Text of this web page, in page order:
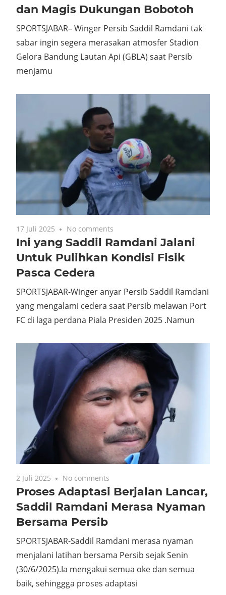
dan Magis Dukungan Bobotoh
SPORTSJABAR– Winger Persib Saddil Ramdani tak
sabar ingin segera merasakan atmosfer Stadion
Gelora Bandung Lautan Api (GBLA) saat Persib
menjamu
17 Juli 2025 No comments
Ini yang Saddil Ramdani Jalani
Untuk Pulihkan Kondisi Fisik
Pasca Cedera
SPORTSJABAR-Winger anyar Persib Saddil Ramdani
yang mengalami cedera saat Persib melawan Port
FC di laga perdana Piala Presiden 2025 .Namun
2 Juli 2025 No comments
Proses Adaptasi Berjalan Lancar,
Saddil Ramdani Merasa Nyaman
Bersama Persib
SPORTSJABAR-Saddil Ramdani merasa nyaman
menjalani latihan bersama Persib sejak Senin
(30/6/2025).Ia mengakui semua oke dan semua
baik, sehinggga proses adaptasi